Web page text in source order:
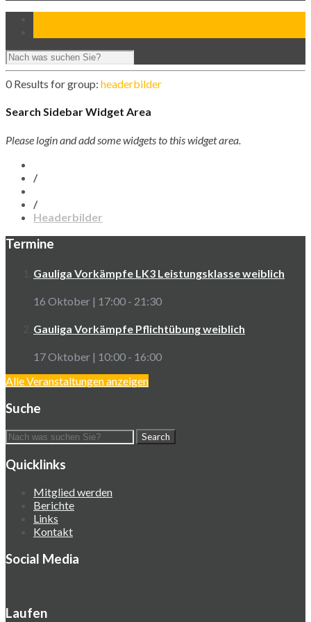
0 Results forgroup: headerbilder
Search Sidebar Widget Area
Please login and add some widgets to this widget area.
/
/
Headerbilder
Termine
Gauliga Vorkämpfe LK3 Leistungsklasse weiblich
16 Oktober | 17:00 - 21:30
Gauliga Vorkämpfe Pflichtübung weiblich
17 Oktober | 10:00 - 16:00
Alle Veranstaltungen anzeigen
Suche
Quicklinks
Mitglied werden
Berichte
Links
Kontakt
Social Media
Laufen